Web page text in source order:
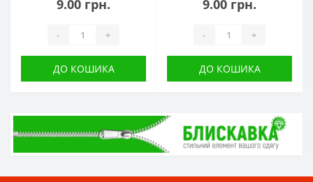
9.00 грн.
- +
ДО КОШИКА
9.00 грн.
- +
ДО КОШИКА